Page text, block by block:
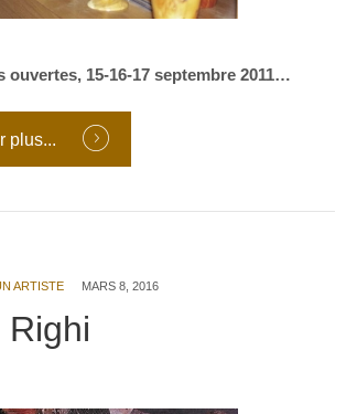
ouvertes, 15-16-17 septembre 2011…
plus...
ARTISTE MARS 8, 2016